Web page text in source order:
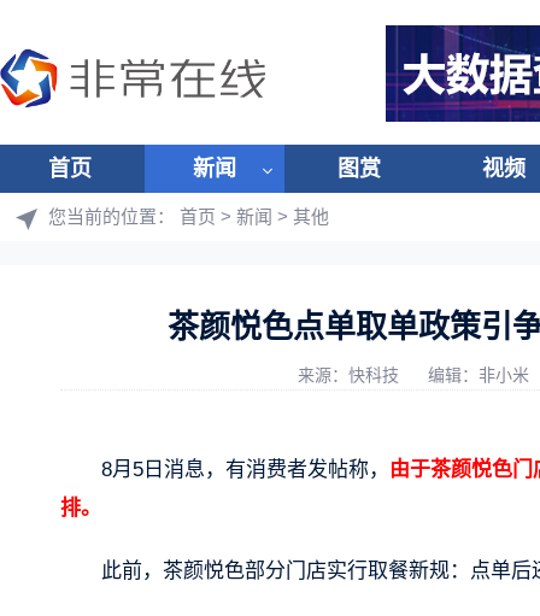
首页 新闻 图赏 视频
您当前的位置： 首页 > 新闻 > 其他
茶颜悦色点单取单政策引
来源：快科技 编辑：非小米
8月5日消息，有消费者发帖称，
由于茶颜悦色
排。
此前，茶颜悦色部分门店实行取餐新规：点单